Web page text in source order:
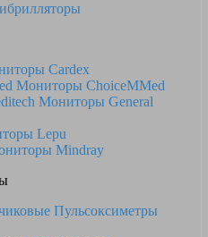
Cardex
Мониторы ChoiceMMed
Мониторы General
Lepu
Mindray
Пульсоксиметры